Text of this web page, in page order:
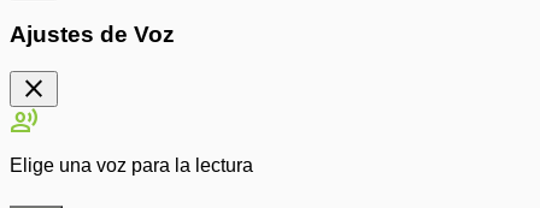
Ajustes de Voz
close
record_voice_over
Elige una voz para la lectura